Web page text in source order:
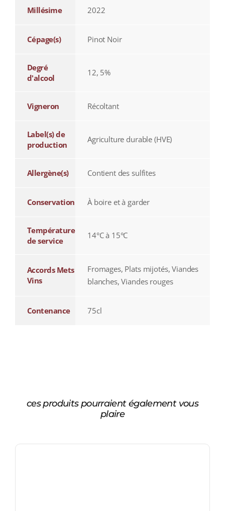
Millésime 2022
Cépage(s) Pinot Noir
Degré
d'alcool
12, 5%
Vigneron Récoltant
Label(s) de
production
Agriculture durable (HVE)
Allergène(s) Contient des sulfites
Conservation À boire et à garder
Température
de service
14°C à 15°C
Accords Mets
Vins
Fromages, Plats mijotés, Viandes
blanches, Viandes rouges
Contenance 75cl
ces produits pourraient également vous
plaire